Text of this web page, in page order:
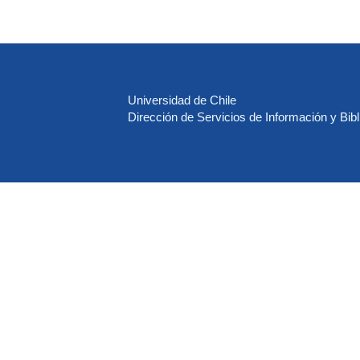
Universidad de Chile
Dirección de Servicios de Información y